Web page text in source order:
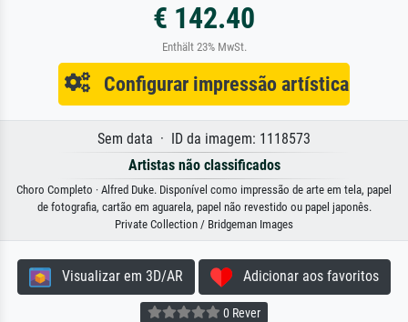
€ 142.40
Enthält 23% MwSt.
Configurar impressão artística
Sem data · ID da imagem: 1118573
Artistas não classificados
Choro Completo · Alfred Duke. Disponível como impressão de arte em tela, papel
de fotografia, cartão em aguarela, papel não revestido ou papel japonês.
Private Collection / Bridgeman Images
Visualizar em 3D/AR Adicionar aos favoritos
0 Rever